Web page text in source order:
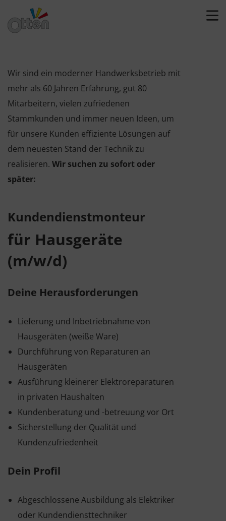
Wir sind ein moderner Handwerksbetrieb mit
mehr als 60 Jahren Erfahrung, gut 80
Mitarbeitern, vielen zufriedenen
Stammkunden und immer neuen Ideen, um
für unsere Kunden effiziente Lösungen auf
dem neuesten Stand der Technik zu
realisieren. Wir suchen zu sofort oder
später:
Kundendienstmonteur
für Hausgeräte
(m/w/d)
Deine Herausforderungen
Lieferung und Inbetriebnahme von
Hausgeräten (weiße Ware)
Durchführung von Reparaturen an
Hausgeräten
Ausführung kleinerer Elektroreparaturen
in privaten Haushalten
Kundenberatung und -betreuung vor Ort
Sicherstellung der Qualität und
Kundenzufriedenheit
Dein Profil
Abgeschlossene Ausbildung als Elektriker
oder Kundendiensttechniker